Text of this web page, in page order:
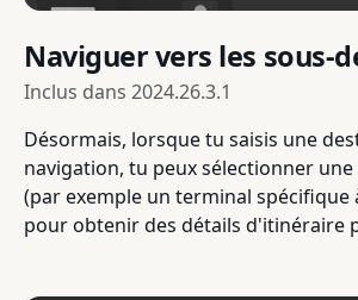
Naviguer vers les sous-
Inclus dans 2024.26.3.1
Désormais, lorsque tu saisis une
navigation, tu peux sélectionner
(par exemple un terminal spécifique
pour obtenir des détails d'itinéraire